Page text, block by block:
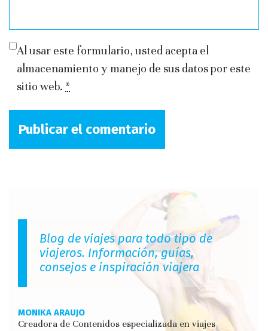
Al usar este formulario, usted acepta el
almacenamiento y manejo de sus datos por este
sitio web. *
Blog de viajes para todo tipo de
viajeros. Información, guías,
consejos e inspiración viajera
MONIKA ARAUJO
Creadora de Contenidos especializada en viajes